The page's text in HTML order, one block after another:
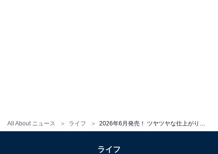
All About ニュース ライフ
こちらもおすすめ
mode めじるしアクセサリー3」全5種が見逃せ
ライフ